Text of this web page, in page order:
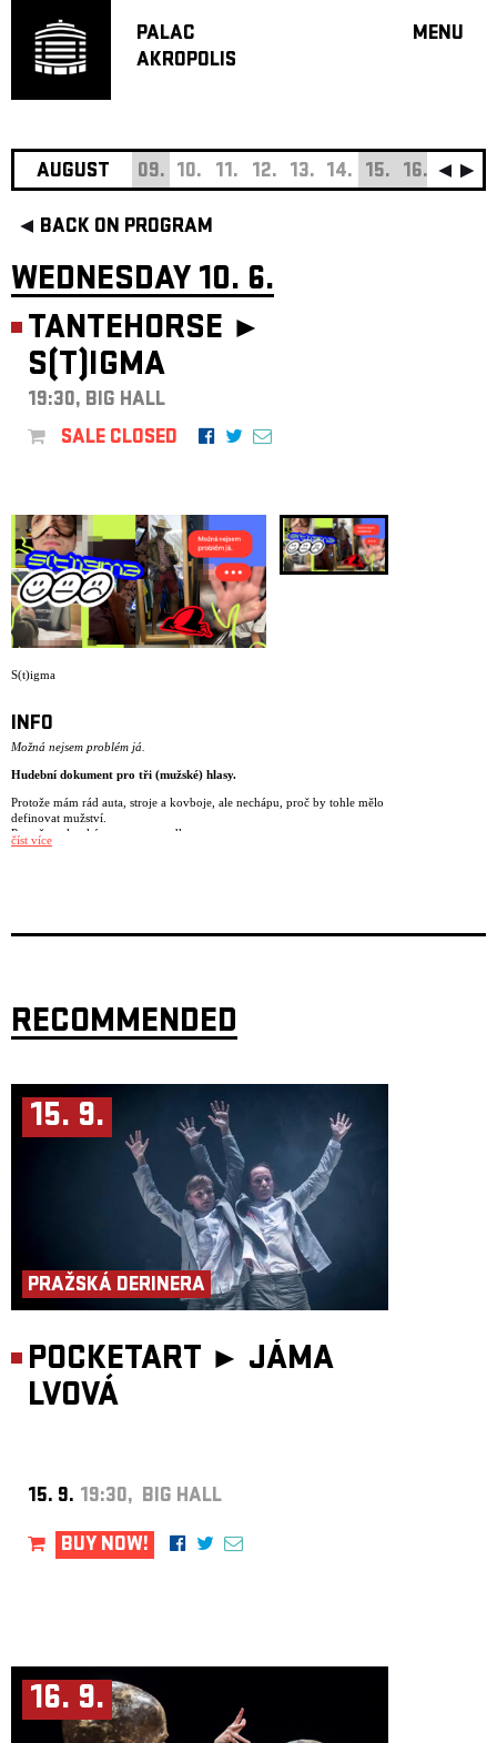
PALAC
AKROPOLIS
MENU
JAZZ
AUGUST 09. 10. 11. 12. 13. 14. 15. 16. 17.
BACK ON PROGRAM
WEDNESDAY 10. 6.
TANTEHORSE ►
S(T)IGMA
19:30, BIG HALL
SALE CLOSED
S(t)igma
INFO
Možná nejsem problém já.
Hudební dokument pro tři (mužské) hlasy.
Protože mám rád auta, stroje a kovboje, ale nechápu, proč by tohle mělo
definovat mužství.
Protože se koukám na prsa a zadky.
Protože jsem naposledy brečel po pepřáku.
mladý muž. O samotě, která se někdy mění ve vztek. O tlaku
dramaturgie: Barbara Herz
scénář: kolektiv
performance: Matěj Šíma, Sebastian Vopěnka, Matěj Šumbera
světelný design: Martin Špetlík
video design: Linda Arbanová
zvukový design: Jan Pniak
produkce: Tantehorse, Jan Honeiser
Koprodukce: Palác Akropolis
Odborný partner: Liga Otevřených Mužů, Filozofický ústav Akademi
Představení vzniklo za podpory Hlavního města Praha, Ministerstva
kultury ČR a Státního fondu kultury ČR.
číst více
RECOMMENDED
15. 9.
PRAŽSKÁ DERINERA
POCKETART ► JÁMA
LVOVÁ
15. 9. 19:30, BIG HALL
BUY NOW!
16. 9.